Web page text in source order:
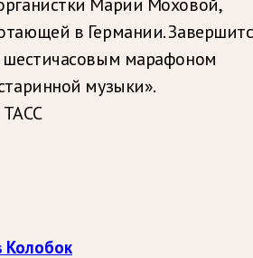
в Германии.
шестичасовым марафоном
музыки».
Колобок